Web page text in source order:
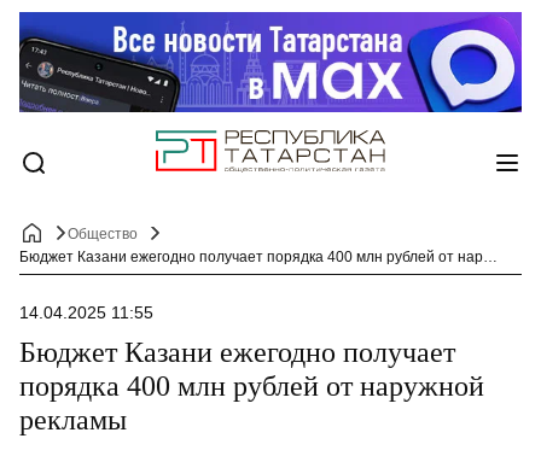
Общество
Бюджет Казани ежегодно получает порядка 400 млн рублей от наружной рекламы
14.04.2025 11:55
Бюджет Казани ежегодно получает
порядка 400 млн рублей от наружной
рекламы